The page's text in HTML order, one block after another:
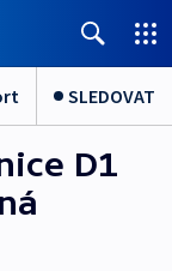
SLEDOVAT
D1